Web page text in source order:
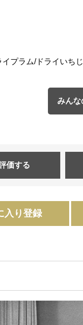
プラム/ドライいち
みんな
価する
入り登録